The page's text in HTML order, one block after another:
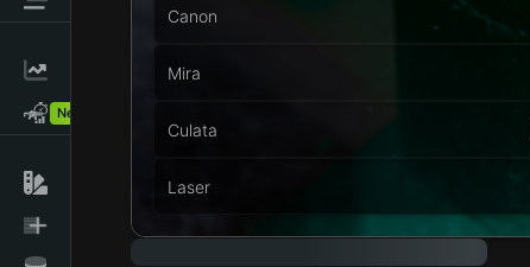
New!
Canon
Mira
Culata
Laser